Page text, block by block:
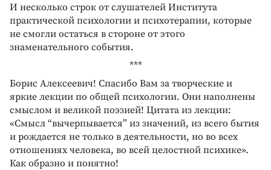
И несколько строк от слушателей Института
практической психологии и психотерапии, которые
не смогли остаться в стороне от этого
знаменательного события.
***
Борис Алексеевич! Спасибо Вам за творческие и
яркие лекции по общей психологии. Они наполнены
смыслом и великой поэзией! Цитата из лекции:
«Смысл “вычерпывается” из значений, из всего бытия
и рождается не только в деятельности, но во всех
отношениях человека, во всей целостной психике».
Как образно и понятно!